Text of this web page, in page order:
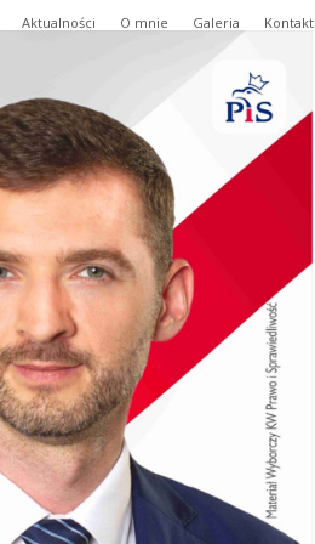
Aktualności O mnie Galeria Kontakt